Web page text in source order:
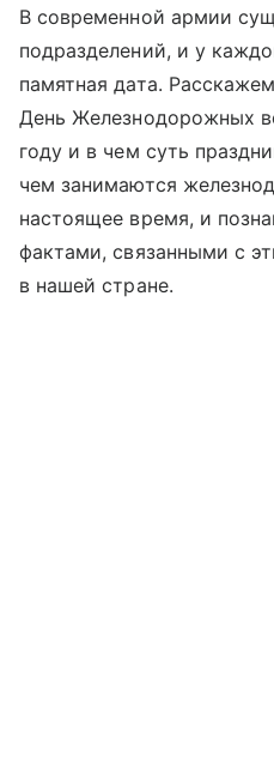
В современной армии
подразделений, и у
памятная дата.
День Железнодорожных
году и в чем суть
чем занимаются
настоящее время, и
фактами, связанными с
в нашей стране.